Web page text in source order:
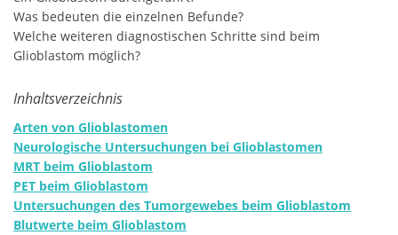
Was bedeuten die einzelnen Befunde?
Welche weiteren diagnostischen Schritte sind beim
Glioblastom möglich?
Inhaltsverzeichnis
Arten von Glioblastomen
Neurologische Untersuchungen bei Glioblastomen
MRT beim Glioblastom
PET beim Glioblastom
Untersuchungen des Tumorgewebes beim Glioblastom
Blutwerte beim Glioblastom